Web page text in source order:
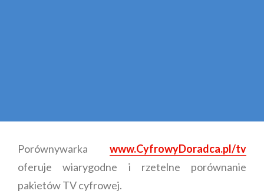
Porównywarka www.CyfrowyDoradca.pl/tv
oferuje wiarygodne i rzetelne porównanie
pakietów TV cyfrowej.